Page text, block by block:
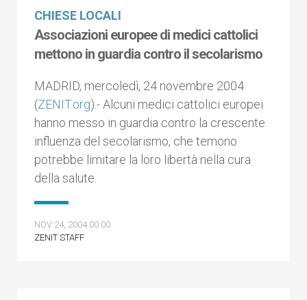
CHIESE LOCALI
Associazioni europee di medici cattolici
mettono in guardia contro il secolarismo
MADRID, mercoledì, 24 novembre 2004
(ZENIT.org).- Alcuni medici cattolici europei
hanno messo in guardia contro la crescente
influenza del secolarismo, che temono
potrebbe limitare la loro libertà nella cura
della salute.
NOV 24, 2004 00:00
ZENIT STAFF